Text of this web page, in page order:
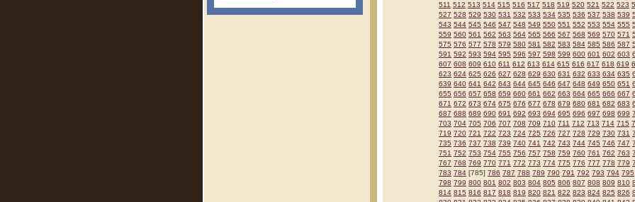
511 512 513 514 515 516 517 518 519 520 521 522 523
527 528 529 530 531 532 533 534 535 536 537 538 539
543 544 545 546 547 548 549 550 551 552 553 554 555
559 560 561 562 563 564 565 566 567 568 569 570 571
575 576 577 578 579 580 581 582 583 584 585 586 587
591 592 593 594 595 596 597 598 599 600 601 602 603
607 608 609 610 611 612 613 614 615 616 617 618 619
623 624 625 626 627 628 629 630 631 632 633 634 635
639 640 641 642 643 644 645 646 647 648 649 650 651
655 656 657 658 659 660 661 662 663 664 665 666 667
671 672 673 674 675 676 677 678 679 680 681 682 683
687 688 689 690 691 692 693 694 695 696 697 698 699
703 704 705 706 707 708 709 710 711 712 713 714 715
719 720 721 722 723 724 725 726 727 728 729 730 731
735 736 737 738 739 740 741 742 743 744 745 746 747
751 752 753 754 755 756 757 758 759 760 761 762 763
767 768 769 770 771 772 773 774 775 776 777 778 779
783 784 [785] 786 787 788 789 790 791 792 793 794 795
798 799 800 801 802 803 804 805 806 807 808 809 810
814 815 816 817 818 819 820 821 822 823 824 825 826